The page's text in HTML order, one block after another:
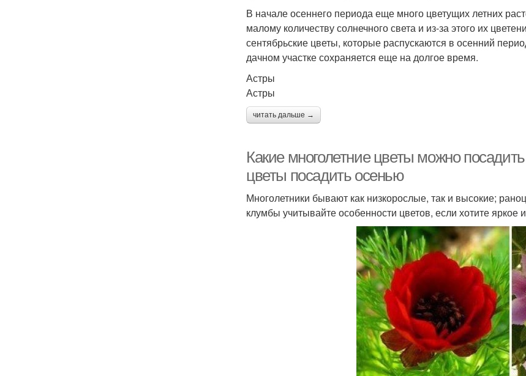
В начале осеннего периода еще много цветущих летних
малому количеству солнечного света и из-за этого их
сентябрьские цветы, которые распускаются в осенний
дачном участке сохраняется еще на долгое время.
Астры
Астры
читать дальше →
Какие многолетние цветы можно
цветы посадить осенью
Многолетники бывают как низкорослые, так и высокие;
клумбы учитывайте особенности цветов, если хотите